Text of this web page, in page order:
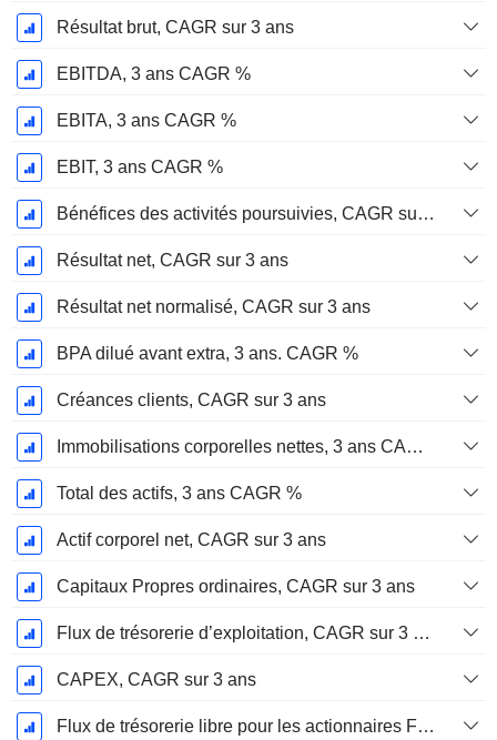
Résultat brut, CAGR sur 3 ans
EBITDA, 3 ans CAGR %
EBITA, 3 ans CAGR %
EBIT, 3 ans CAGR %
Bénéfices des activités poursuivies, CAGR sur 3 ans
Résultat net, CAGR sur 3 ans
Résultat net normalisé, CAGR sur 3 ans
BPA dilué avant extra, 3 ans. CAGR %
Créances clients, CAGR sur 3 ans
Immobilisations corporelles nettes, 3 ans CAGR %
Total des actifs, 3 ans CAGR %
Actif corporel net, CAGR sur 3 ans
Capitaux Propres ordinaires, CAGR sur 3 ans
Flux de trésorerie d’exploitation, CAGR sur 3 ans
CAPEX, CAGR sur 3 ans
Flux de trésorerie libre pour les actionnaires FCFE, CAGR sur 3 ans